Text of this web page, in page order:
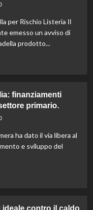
per Rischio Listeria Il
emesso un avviso di
prodotto...
finanziamenti
primario.
ha dato il via libera al
e sviluppo del